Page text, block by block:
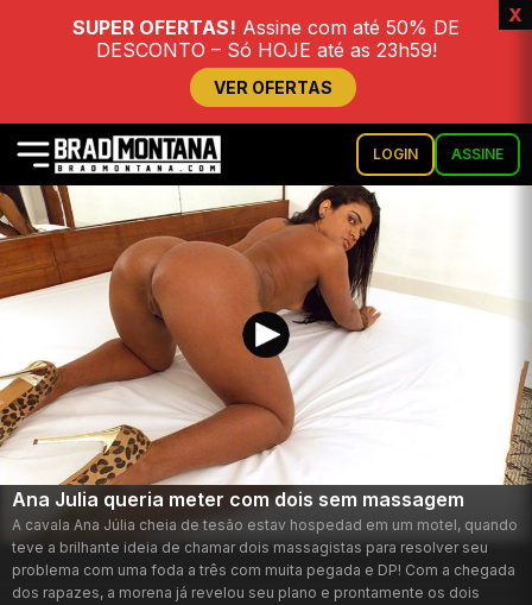
SUPER OFERTAS! Assine com até 50% DE
DESCONTO – Só HOJE até as 23h59!
VER OFERTAS
x
LOGIN ASSINE
Ana Julia queria meter com dois sem massagem
A cavala Ana Júlia cheia de tesão estav hospedad em um motel, quando
teve a brilhante ideia de chamar dois massagistas para resolver seu
problema com uma foda a três com muita pegada e DP! Com a chegada
dos rapazes, a morena já revelou seu plano e prontamente os dois